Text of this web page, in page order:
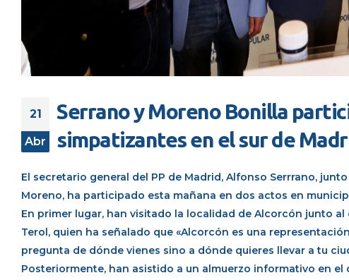
21
Abr
Serrano y Moreno Bonilla
simpatizantes en el sur de
El secretario general del PP de Madrid, Alfonso Serrrano,
Moreno, ha participado esta mañana en dos actos en
En primer lugar, han visitado la localidad de Alcorcón junto
Terol, quien ha señalado que «Alcorcón es una
pregunta de dónde vienes sino a dónde quieres llevar a tu
Posteriormente, han asistido a un almuerzo informativo en